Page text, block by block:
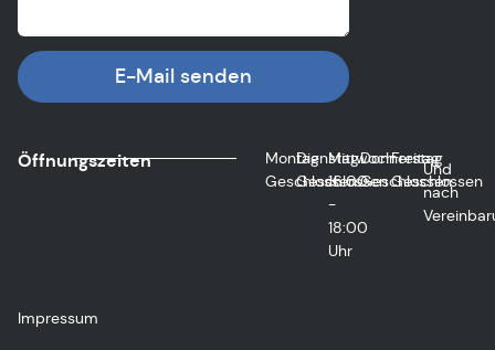
E-Mail senden
Öffnungszeiten
Montag
Geschlossen
Dienstag
Geschlossen
Mittwoch
16:00
-
18:00
Uhr
Donnerstag
Geschlossen
Freitag
Geschlossen
Und
nach
Impressum